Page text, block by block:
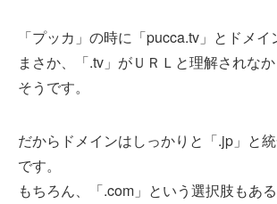
「プッカ」の時に「pucca.tv」とドメイ
まさか、「.tv」がＵＲＬと理解されな
そうです。
だからドメインはしっかりと「.jp」と
です。
もちろん、「.com」という選択肢もある